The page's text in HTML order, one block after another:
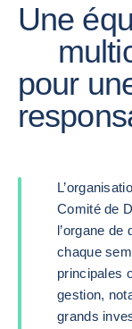
Une
pour
Comité de
l’organe
chaque
principales
gestion,
grands